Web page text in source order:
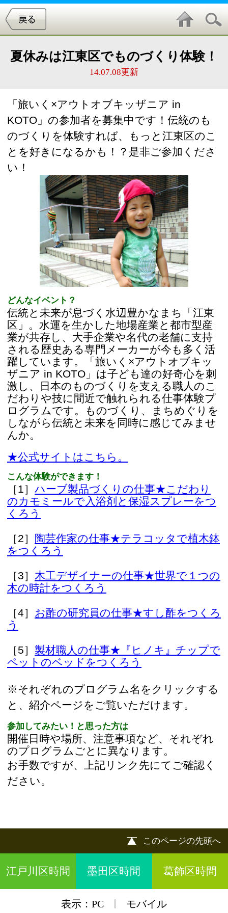
14.07.08更新
「旅いく×アウトオブキッザニア in
のづくりを体験すれば、もっと江東区のこ
とを好きになるかも！？是非ご参加くださ
い！
どんなイベント？
伝統と未来が息づく水辺豊かなまち「江東
区」。水運を生かした地場産業と都市型産
業が共存し、大手企業や名代の老舗に支持
される歴史ある専門メーカーが今も多く活
躍しています。「旅いく×アウトオブキッ
ザニア in KOTO」は子ども達の好奇心を刺
激し、日本のものづくりを支える職人のこ
だわりや技に間近で触れられる仕事体験プ
しながら伝統と未来を同時に感じてみませ
んか。
★公式サイトはこちら。
こんな体験ができます！
［1］ハーブ製品づくりの仕事★こだわり
のカモミールで入浴剤と保湿スプレーをつ
くろう
［2］
陶芸作家の仕事★テラコッタで植木鉢
をつくろう
［3］木工デザイナーの仕事★世界で１つの
木の時計をつくろう
［4］お酢の研究員の仕事★すし酢をつくろ
［5］製材職人の仕事★『ヒノキ』チップで
ペットのベッドをつくろう
※それぞれのプログラム名をクリックする
と、紹介ページをご覧いただけます。
参加してみたい！と思った方は
のプログラムごとに異なります。
お手数ですが、上記リンク先にてご確認く
ださい。
江戸川区時間
表示：PC | モバイル
© 2013 art blue Inc.